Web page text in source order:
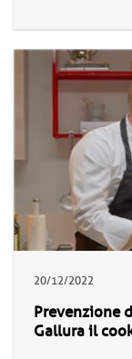
20/12/2022
Prevenzione
Gallura il